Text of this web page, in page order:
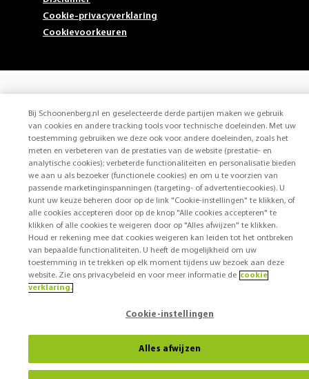
Cookie-privacyverklaring
Cookievoorkeuren
Bij Schoonenberg.nl en geselecteerde derde partijen maken we gebruik
van cookies en andere tracking tools voor technische doeleinden. Met uw
toestemming gebruiken we deze ook voor andere doeleinden, zoals het
meten en verbeteren van de prestaties van de website (prestatie- en
analytische cookies); verbeterde functionaliteiten en personalisatie bieden
we aan u als bezoeker (functionele cookies) en om u te voorzien van
passende marketinginspanningen (targeting- of advertentiecookies). U
kunt uw keuze beheren door op de link "Cookie-instellingen" te klikken, of
alle cookies accepteren door op de knop "Alle cookies accepteren" te
klikken of alle cookies te weigeren door op "Alles afwijzen" te klikken.
Houd er rekening mee dat cookies weigeren kan leiden tot het ontbreken
van bepaalde functionaliteiten. U heeft de mogelijkheid om uw
toestemming in te trekken op elk moment tijdens uw bezoek aan deze
website. Zie ons privacybeleid en voor meer informatie de cookie
verklaring.
Cookie-instellingen
Alles afwijzen